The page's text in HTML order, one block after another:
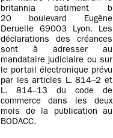
britannia batiment b
20 boulevard Eugène
Deruelle 69003 Lyon. Les
déclarations des créances
sont à adresser au
mandataire judiciaire ou sur
le portail électronique prévu
par les articles L. 814–2 et
L. 814–13 du code de
commerce dans les deux
mois de la publication au
BODACC.